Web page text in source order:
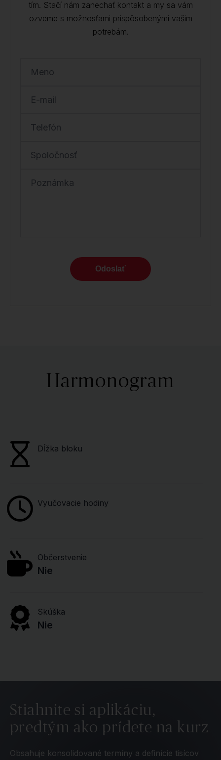
tím. Stačí nám zanechať kontakt a my sa vám
ozveme s možnosťami prispôsobenými vašim
potrebám.
Meno
E-mail
Telefón
Spoločnosť
Poznámka
Odoslať
Harmonogram
Dĺžka bloku
Vyučovacie hodiny
Občerstvenie
Nie
Skúška
Nie
Stiahnite si aplikáciu,
predtým ako prídete na kurz
Obsahuje konsolidované termíny a definície tisícov